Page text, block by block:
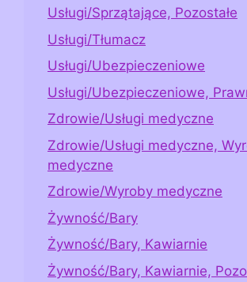
Usługi/Sprzątające, Pozostałe
Usługi/Tłumacz
Usługi/Ubezpieczeniowe
Usługi/Ubezpieczeniowe,
Zdrowie/Usługi medyczne
Zdrowie/Usługi medyczne,
medyczne
Zdrowie/Wyroby medyczne
Żywność/Bary
Żywność/Bary, Kawiarnie
Żywność/Bary, Kawiarnie,